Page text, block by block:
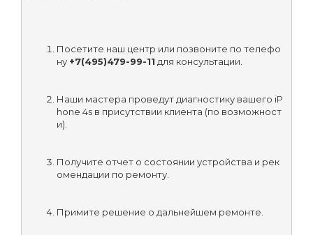
Посетите наш центр или позвоните по телефо
ну +7(495)479-99-11 для консультации.
Наши мастера проведут диагностику вашего iP
hone 4s в присутствии клиента (по возможност
и).
Получите отчет о состоянии устройства и рек
омендации по ремонту.
Примите решение о дальнейшем ремонте.